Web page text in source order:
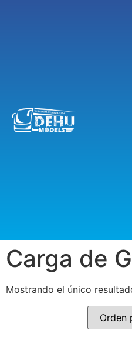
Carga de
Mostrando el único